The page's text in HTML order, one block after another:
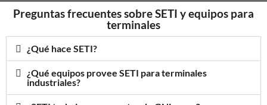
Preguntas frecuentes sobre SETI y equipos para
terminales
¿Qué hace SETI?
¿Qué equipos provee SETI para terminales
industriales?